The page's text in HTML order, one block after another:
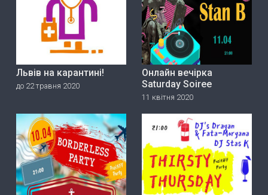
Львів на карантині!
до 22 травня 2020
Онлайн вечірка
Saturday Soiree
11 квітня 2020